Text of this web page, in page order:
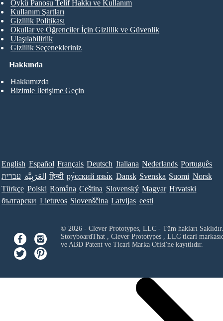
Hakkında
Hakkımızda
Bizimle İletişime Geçin
Öykü Panosu Telif Hakkı ve Kullanım
Kullanım Şartları
Gizlilik Politikası
Okullar ve Öğrenciler İçin Gizlilik ve Güvenlik
Ulaşılabilirlik
Gizlilik Seçenekleriniz
English Español Français Deutsch Italiana Nederlands Português
עברית العَرَبِيَّة हिन्दी ру́сский язы́к Dansk Svenska Suomi Norsk
Türkçe Polski Româna Ceština Slovenský Magyar Hrvatski
български Lietuvos Slovenščina Latvijas eesti
© 2026 - Clever Prototypes, LLC - Tüm hakları Saklıdır.
StoryboardThat , Clever Prototypes , LLCticari
ve ABD Patent ve Ticari Marka Ofisi'ne kayıtlıdır.